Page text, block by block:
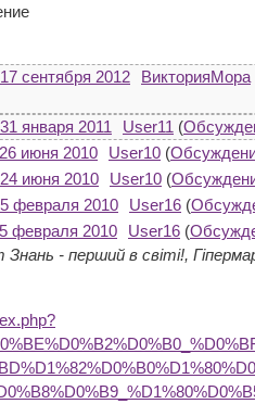
сентября 2012 ВикторияМора
января 2011 User11 (
июня 2010 User10 (
июня 2010 User10 (
февраля 2010 User16 (
февраля 2010 User16 (
- перший в світі!,